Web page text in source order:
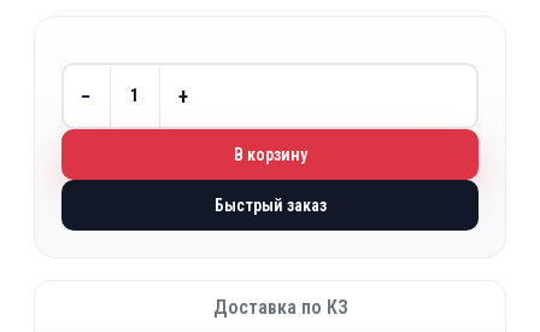
− +
В корзину
Быстрый заказ
Доставка по КЗ